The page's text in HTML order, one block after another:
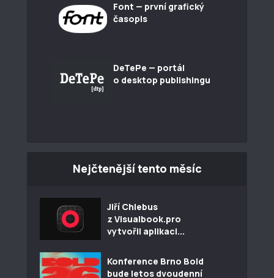
Font — první grafický
časopis
DeTePe — portál
o desktop publishingu
Nejčtenější tento měsíc
Jiří Chlebus
z Visualbook.pro
vytvořil aplikaci...
Konference Brno Bold
bude letos dvoudenní